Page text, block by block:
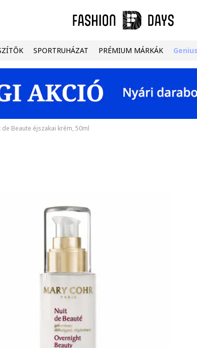
SPORTRUHÁZAT PRÉMIUM MÁRKÁK
de Beaute éjszakai krém, 50ml